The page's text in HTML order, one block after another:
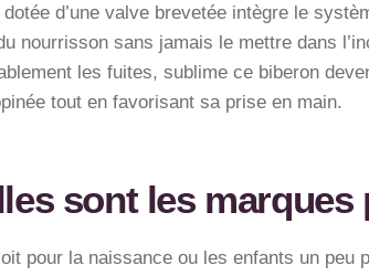
d’une valve brevetée intègre le
nourrisson sans jamais le mettre dans
les fuites, sublime ce biberon
tout en favorisant sa prise en main.
sont les
pour la naissance ou les enfants un peu